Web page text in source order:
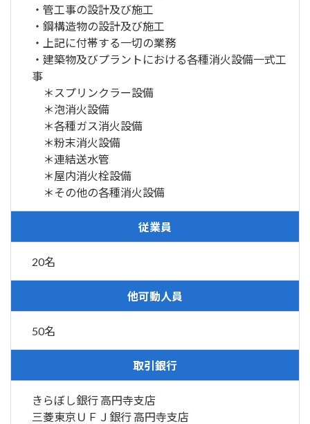
・管工事の設計及び施工
・鋼構造物の設計及び施工
・上記に付帯する一切の業務
・建築物及びプラントにおける各種消火設備一式工
事
＊スプリンクラー設備
＊泡消火設備
＊各種ガス消火設備
＊粉末消火設備
＊連結送水管
＊屋内消火栓設備
＊その他の各種消火設備
従業員
20名
他可動人員
50名
取引銀行
きらぼし銀行 高円寺支店
三菱東京ＵＦＪ銀行 高円寺支店